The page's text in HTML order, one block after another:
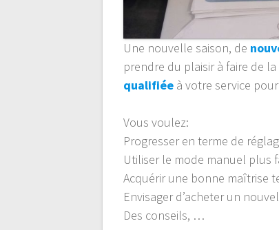
Une nouvelle saison, de
prendre du plaisir à faire de
qualifiée à votre service
Vous voulez:
Progresser en terme de
Utiliser le mode manuel plus
Acquérir une bonne maîtrise
Envisager d’acheter un
Des conseils, …